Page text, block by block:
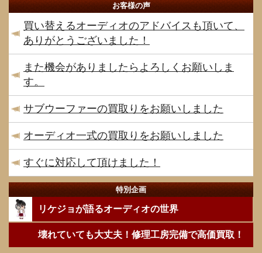
お客様の声
買い替えるオーディオのアドバイスも頂いて、
ありがとうございました！
また機会がありましたらよろしくお願いしま
す。
サブウーファーの買取りをお願いしました
オーディオ一式の買取りをお願いしました
すぐに対応して頂けました！
特別企画
リケジョが語るオーディオの世界
壊れていても大丈夫！修理工房完備で高価買取！